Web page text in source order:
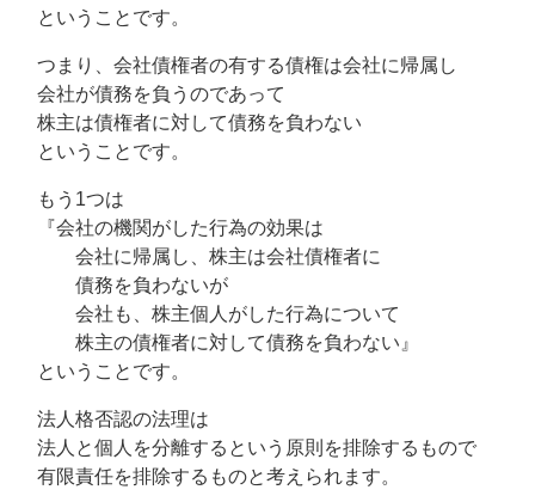
ということです。
つまり、会社債権者の有する債権は会社に帰属し
会社が債務を負うのであって
株主は債権者に対して債務を負わない
ということです。
もう1つは
『会社の機関がした行為の効果は
会社に帰属し、株主は会社債権者に
債務を負わないが
会社も、株主個人がした行為について
株主の債権者に対して債務を負わない』
ということです。
法人格否認の法理は
法人と個人を分離するという原則を排除するもので
有限責任を排除するものと考えられます。